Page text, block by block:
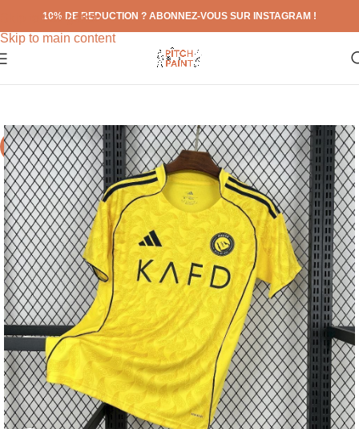
Skip to navigation
Skip to main content
10% DE REDUCTION ? ABONNEZ-VOUS SUR INSTAGRAM !
-71%